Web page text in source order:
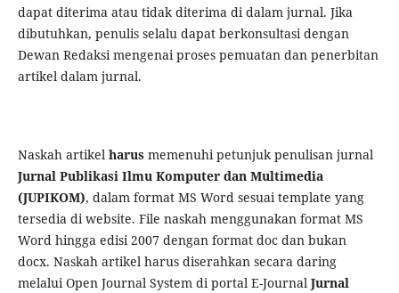
dapat diterima atau tidak diterima di dalam jurnal. Jika
dibutuhkan, penulis selalu dapat berkonsultasi dengan
Dewan Redaksi mengenai proses pemuatan dan penerbitan
artikel dalam jurnal.
Naskah artikel harusmemenuhi petunjuk penulisan jurnal
Jurnal Publikasi Ilmu Komputer dan Multimedia
(JUPIKOM), dalam format MS Word sesuai template yang
tersedia di website. File naskah menggunakan format MS
Word hingga edisi 2007 dengan format doc dan bukan
docx. Naskah artikel harus diserahkan secara daring
melalui Open Journal System di portal E-Journal Jurnal